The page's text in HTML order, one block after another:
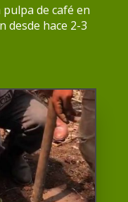
de café en
desde hace 2-3